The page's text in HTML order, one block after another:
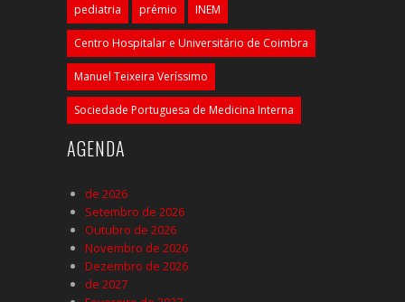
pediatria prémio INEM
Centro Hospitalar e Universitário de Coimbra
Manuel Teixeira Veríssimo
Sociedade Portuguesa de Medicina Interna
AGENDA
de 2026
Setembro de 2026
Outubro de 2026
Novembro de 2026
Dezembro de 2026
de 2027